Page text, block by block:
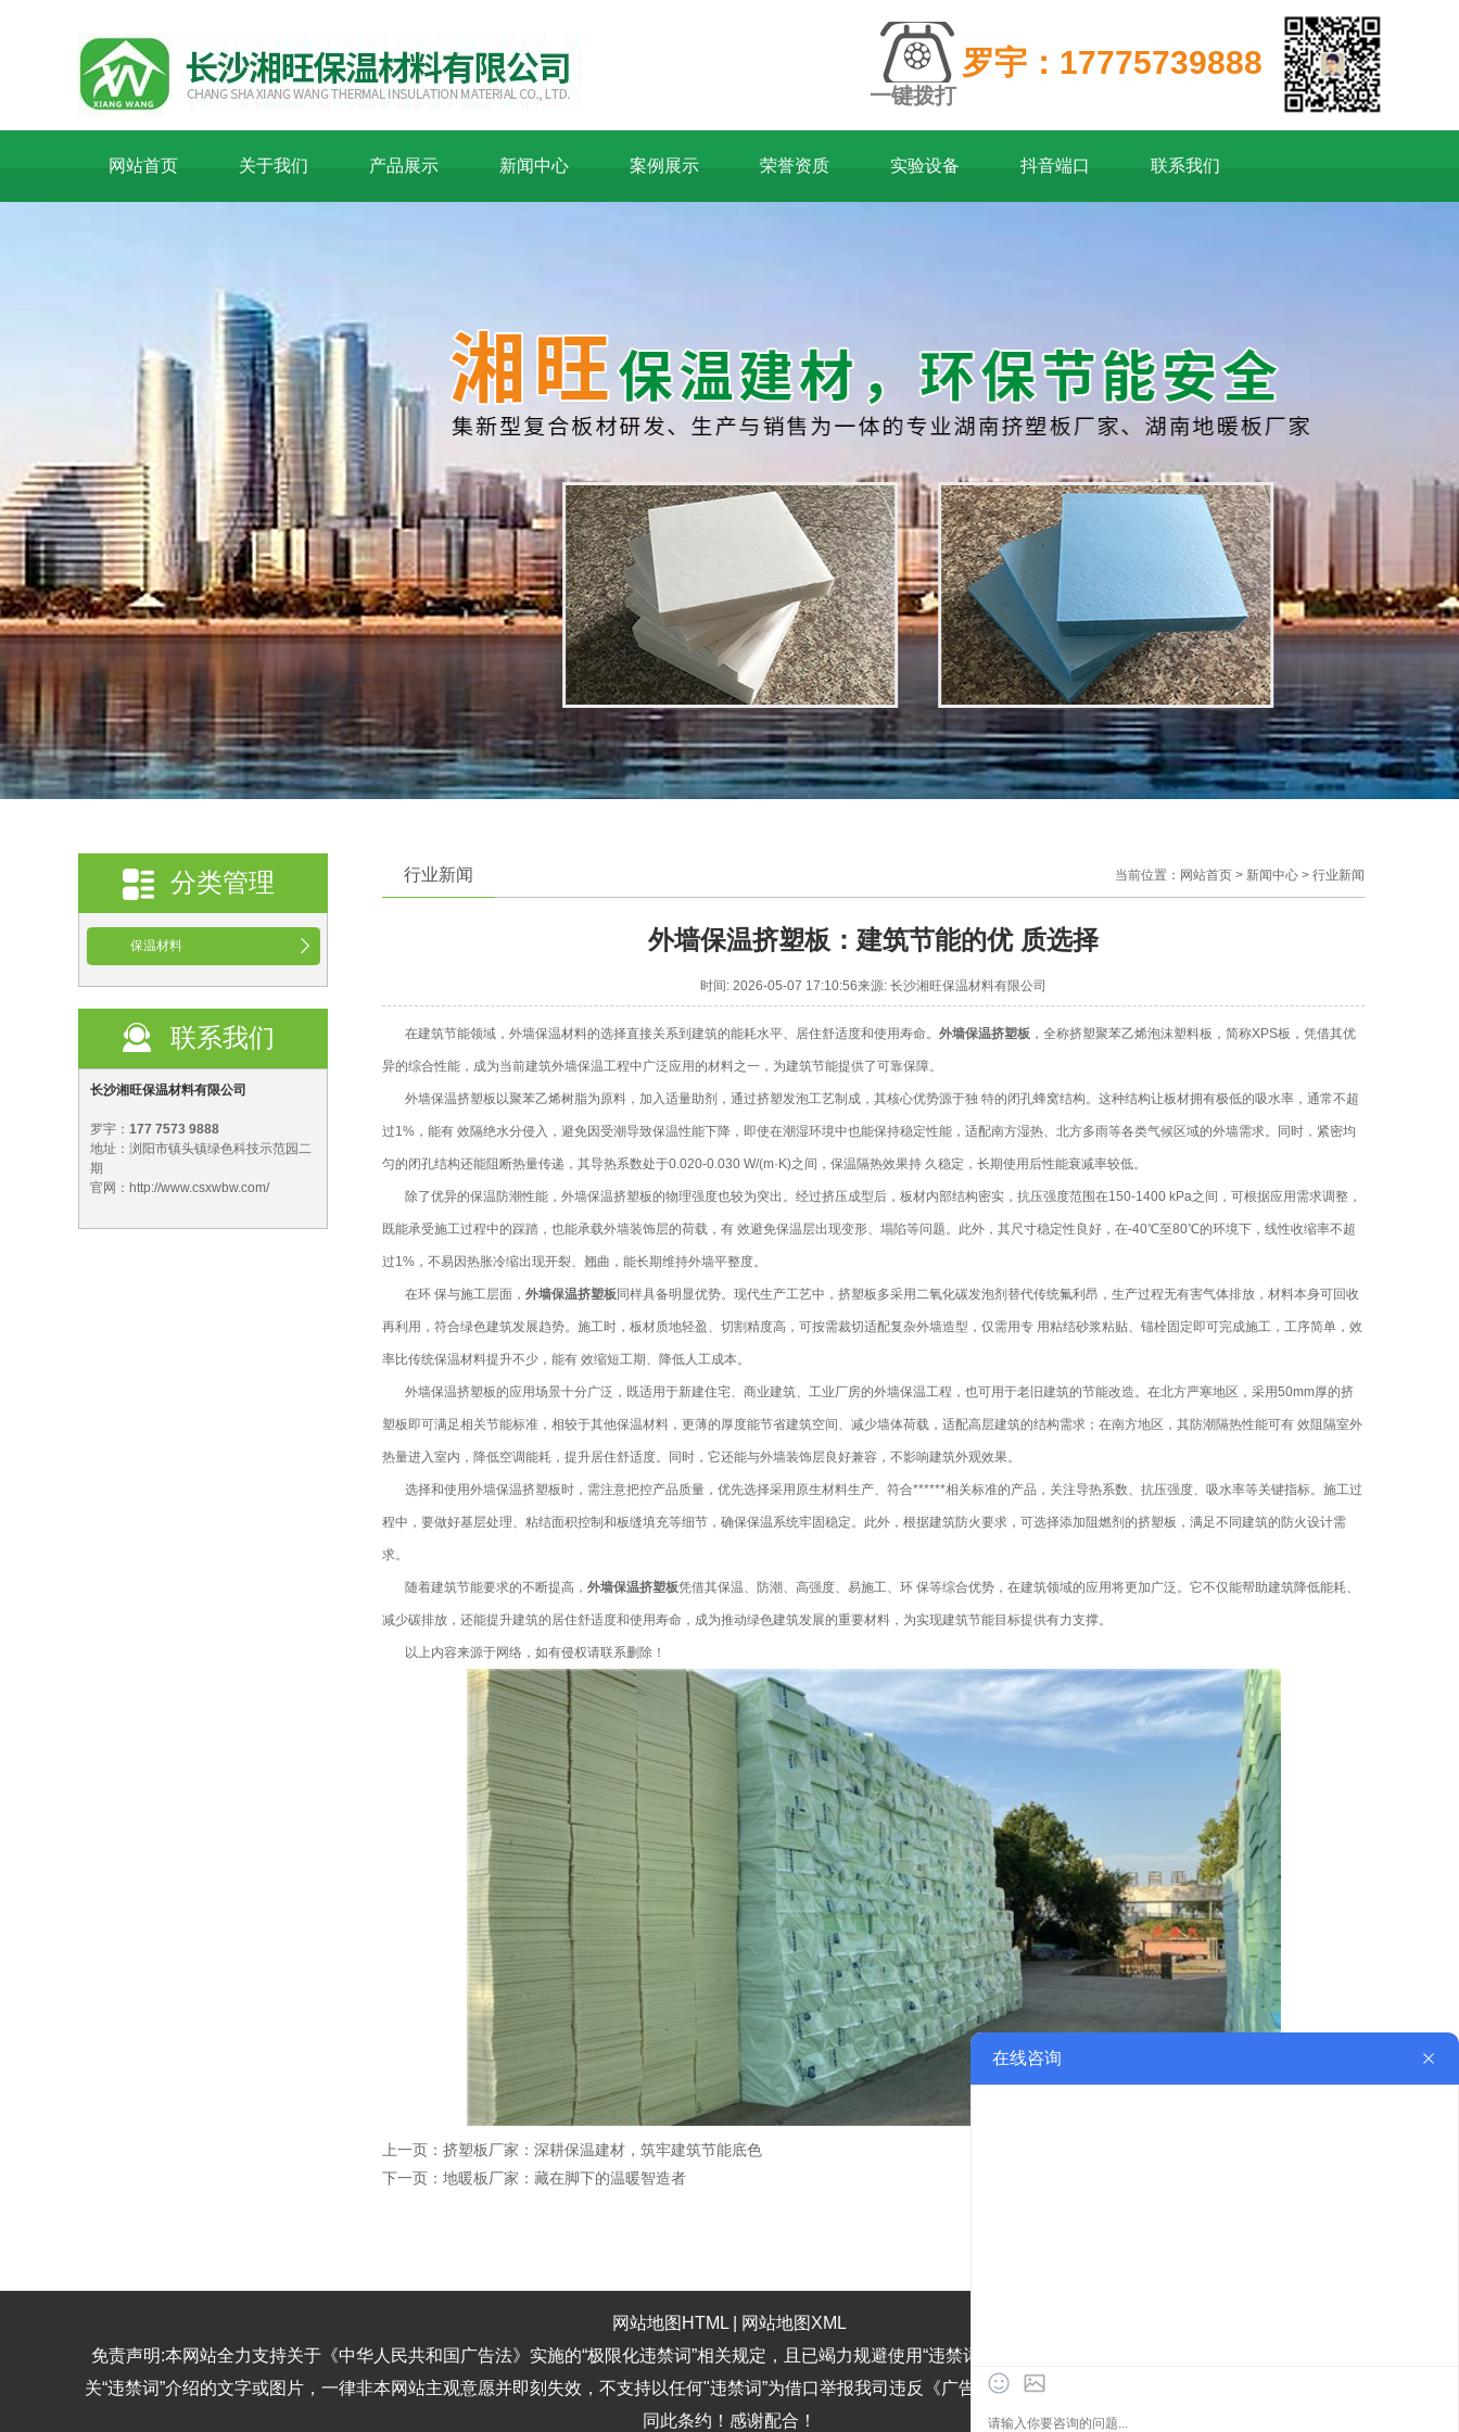
罗宇：17775739888
一键拨打
网站首页 关于我们 产品展示 新闻中心 案例展示 荣誉资质 实验设备 抖音端口 联系我们
当前位置： 网站首页 > 新闻中心 > 行业新闻
行业新闻
外墙保温挤塑板：建筑节能的优 质选择
时间: 2026-05-07 17:10:56来源: 长沙湘旺保温材料有限公司
在建筑节能领域，外墙保温材料的选择直接关系到建筑的能耗水平、居住舒适度和使用寿命。 外墙保温挤塑板 ，全称挤塑聚苯乙烯泡沫塑料板，简称XPS板，凭借其优
异的综合性能，成为当前建筑外墙保温工程中广泛应用的材料之一，为建筑节能提供了可靠保障。
外墙保温挤塑板以聚苯乙烯树脂为原料，加入适量助剂，通过挤塑发泡工艺制成，其核心优势源于独 特的闭孔蜂窝结构。这种结构让板材拥有极低的吸水率，通常不超
过1%，能有 效隔绝水分侵入，避免因受潮导致保温性能下降，即使在潮湿环境中也能保持稳定性能，适配南方湿热、北方多雨等各类气候区域的外墙需求。同时，紧密均
匀的闭孔结构还能阻断热量传递，其导热系数处于0.020-0.030 W/(m·K)之间，保温隔热效果持 久稳定，长期使用后性能衰减率较低。
除了优异的保温防潮性能，外墙保温挤塑板的物理强度也较为突出。经过挤压成型后，板材内部结构密实，抗压强度范围在150-1400 kPa之间，可根据应用需求调整，
既能承受施工过程中的踩踏，也能承载外墙装饰层的荷载，有 效避免保温层出现变形、塌陷等问题。此外，其尺寸稳定性良好，在-40℃至80℃的环境下，线性收缩率不超
过1%，不易因热胀冷缩出现开裂、翘曲，能长期维持外墙平整度。
在环 保与施工层面， 外墙保温挤塑板同样具备明显优势。现代生产工艺中，挤塑板多采用二氧化碳发泡剂替代传统氟利昂，生产过程无有害气体排放，材料本身可回收
再利用，符合绿色建筑发展趋势。施工时，板材质地轻盈、切割精度高，可按需裁切适配复杂外墙造型，仅需用专 用粘结砂浆粘贴、锚栓固定即可完成施工，工序简单，效
率比传统保温材料提升不少，能有 效缩短工期、降低人工成本。
外墙保温挤塑板的应用场景十分广泛，既适用于新建住宅、商业建筑、工业厂房的外墙保温工程，也可用于老旧建筑的节能改造。在北方严寒地区，采用50mm厚的挤
塑板即可满足相关节能标准，相较于其他保温材料，更薄的厚度能节省建筑空间、减少墙体荷载，适配高层建筑的结构需求；在南方地区，其防潮隔热性能可有 效阻隔室外
热量进入室内，降低空调能耗，提升居住舒适度。同时，它还能与外墙装饰层良好兼容，不影响建筑外观效果。
选择和使用外墙保温挤塑板时，需注意把控产品质量，优先选择采用原生材料生产、符合******相关标准的产品，关注导热系数、抗压强度、吸水率等关键指标。施工过
程中，要做好基层处理、粘结面积控制和板缝填充等细节，确保保温系统牢固稳定。此外，根据建筑防火要求，可选择添加阻燃剂的挤塑板，满足不同建筑的防火设计需
求。
随着建筑节能要求的不断提高， 外墙保温挤塑板凭借其保温、防潮、高强度、易施工、环 保等综合优势，在建筑领域的应用将更加广泛。它不仅能帮助建筑降低能耗、
减少碳排放，还能提升建筑的居住舒适度和使用寿命，成为推动绿色建筑发展的重要材料，为实现建筑节能目标提供有力支撑。
以上内容来源于网络，如有侵权请联系删除！
上一页： 挤塑板厂家：深耕保温建材，筑牢建筑节能底色
下一页： 地暖板厂家：藏在脚下的温暖智造者
分类管理
保温材料
联系我们
长沙湘旺保温材料有限公司
罗宇： 177 7573 9888
地址：浏阳市镇头镇绿色科技示范园二
期
官网：http://www.csxwbw.com/
网站地图HTML
网站地图XML
免责声明:本网站全力支持关于《中华人民共和国广告法》实施的“极限化违禁词”相关规定，且已竭力规避使用“违禁词”。故即日起凡本网站任意页面含有极限化及其他相
关“违禁词”介绍的文字或图片，一律非本网站主观意愿并即刻失效，不支持以任何"违禁词”为借口举报我司违反《广告法》的变相勒索行为。凡访客访问本网站，均表示认
同此条约！感谢配合！